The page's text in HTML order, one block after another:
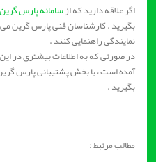
اگر علاقه دارید که ازسامانه پارس گرین
بگیرید . کارشناسان فنی پارس گرین می
نمایندگی راهنمایی کنند .
در صورتی که به اطلاعات بیشتری در این
آمده است ، با بخش پشتیبانی پارس گرین
بگیرید .
مطالب مرتبط :